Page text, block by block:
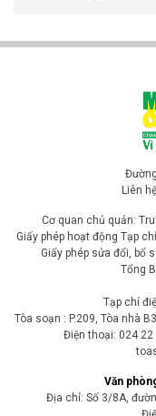
Các đợt nắng nóng kéo
nhiều con sông lớn
nghiêm trọng đến hoạt
cung ứng, đồng thời đặt
Tin Quốc tế